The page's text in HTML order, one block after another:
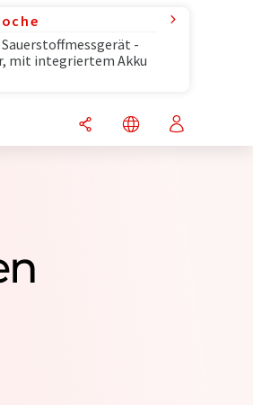
-
mit integriertem Akku